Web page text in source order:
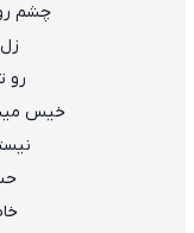
چشم
رو
خیس